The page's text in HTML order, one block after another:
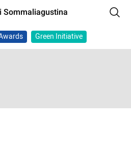
Sommaliagustina
Green Initiative